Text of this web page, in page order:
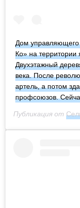
Дом
Ко» на территории
Двухэтажный
века. После
артель, а потом
профсоюзов.
Публикация от